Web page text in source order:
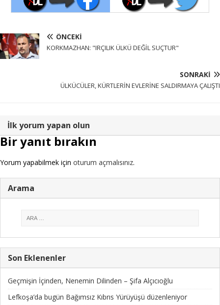
ÖNCEKI
KORKMAZHAN: "IRÇILIK ÜLKÜ DEĞİL SUÇTUR"
SONRAKI
ÜLKÜCÜLER, KÜRTLERİN EVLERİNE SALDIRMAYA ÇALIŞTI
İlk yorum yapan olun
Bir yanıt bırakın
Yorum yapabilmek için oturum açmalısınız.
Arama
Son Eklenenler
Geçmişin İçinden, Nenemin Dilinden – Şifa Alçıcıoğlu
Lefkoşa’da bugün Bağımsız Kıbrıs Yürüyüşü düzenleniyor